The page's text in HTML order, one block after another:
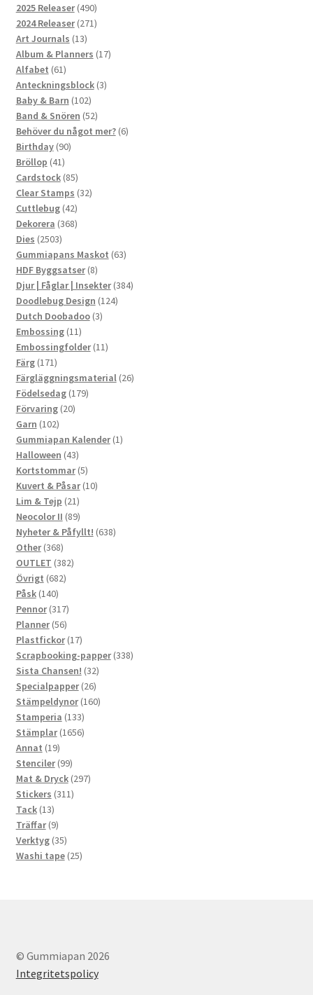
produkter
2025 Releaser 490490
produkter
2024 Releaser 271271
Art Journals 1313
produkter
Album & Planners 1717
Alfabet 6161
produkter
Anteckningsblock 33
Baby & Barn 102102
produkter
Band & Snören 5252
produkter
Behöver du något mer? 66
Birthday 9090
Bröllop 4141
produkter
Cardstock 8585
produkter
Clear Stamps 3232
Cuttlebug 4242
produkter
Dekorera 368368
Dies 25032503
produkter
Gummiapans Maskot 6363
HDF Byggsatser 88
produkter
Djur | Fåglar | Insekter 384384
Doodlebug Design 124124
Dutch Doobadoo 33
Embossing 1111
produkter
Embossingfolder 1111
Färg 171171
produkter
Färgläggningsmaterial 2626
Födelsedag 179179
Förvaring 2020
Garn 102102
produkter
Gummiapan Kalender 11
Halloween 4343
produkter
Kortstommar 55
produkter
Kuvert & Påsar 1010
Lim & Tejp 2121
produkter
Neocolor II 8989
produkter
Nyheter & Påfyllt! 638638
Other 368368
produkter
OUTLET 382382
Övrigt 682682
Påsk 140140
produkter
Pennor 317317
produkter
Planner 5656
produkter
Plastfickor 1717
produkter
Scrapbooking-papper 338338
Sista Chansen! 3232
produkter
Specialpapper 2626
produkter
Stämpeldynor 160160
Stamperia 133133
produkter
Stämplar 16561656
Annat 1919
produkter
Stenciler 9999
produkter
Mat & Dryck 297297
Stickers 311311
Tack 1313
produkter
Träffar 99
produkter
Verktyg 3535
produkter
Washi tape 2525
© Gummiapan 2026
Integritetspolicy